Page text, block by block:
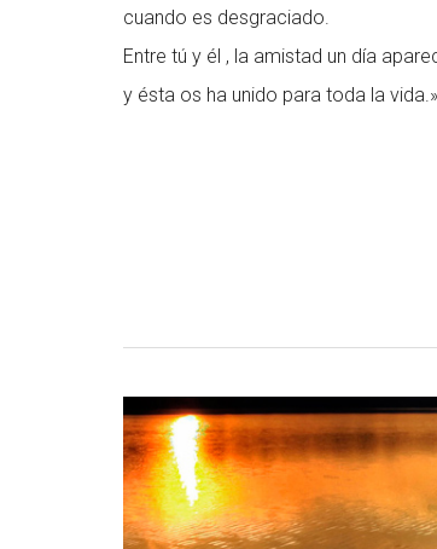
cuando es desgraciado.
Entre tú y él , la amistad un día
y ésta os ha unido para toda la vida.»